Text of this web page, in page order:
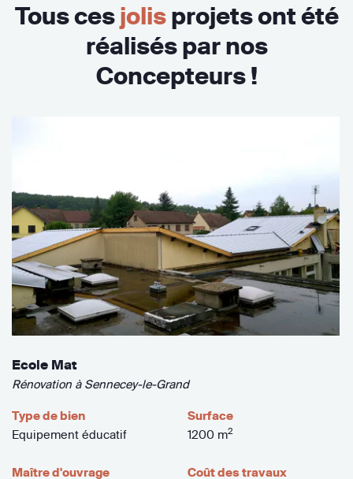
Tous cesjolisprojets ont été
réalisés par nos
Concepteurs !
Ecole Mat
Rénovation à Sennecey-le-Grand
Type de bien
Equipement éducatif
Surface
1200 m2
Maître d'ouvrage
Coût des travaux